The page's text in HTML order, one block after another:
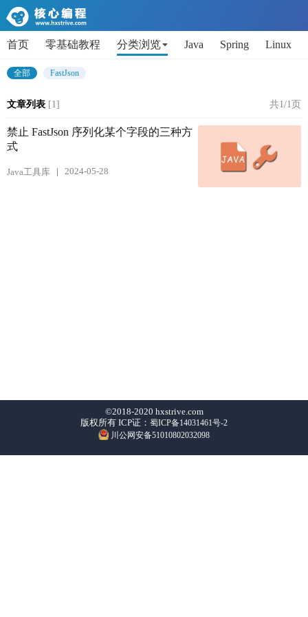
首页 零基础教程 分类浏览 Java Spring Linux
AI Python
全部 FastJson
文章列表 [1] 共1/1页
禁止 FastJson 序列化某个字段的三种方
式
Java工具库 2024-05-28
©2018-2020 hxstrive.com
版权所有 ICP证： 蜀ICP备14031461号-2
川公网安备51010802032098